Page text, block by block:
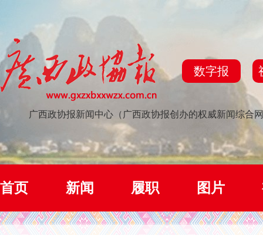
数字报
广西政协报新闻中心（广西政协报创办的权威新闻综合
首页 新闻 履职 图片